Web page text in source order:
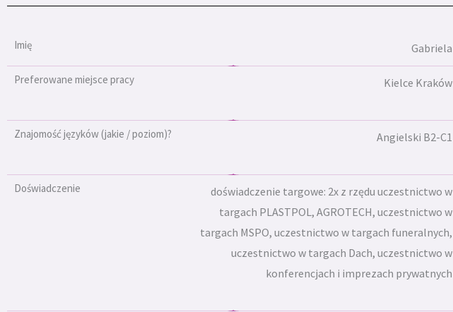
Imię Gabriela
Preferowane miejsce pracy Kielce Kraków
Znajomość języków (jakie / poziom)? Angielski B2-C1
Doświadczenie
doświadczenie targowe: 2x z rzędu uczestnictwo w
targach PLASTPOL, AGROTECH, uczestnictwo w
targach MSPO, uczestnictwo w targach funeralnych,
uczestnictwo w targach Dach, uczestnictwo w
konferencjach i imprezach prywatnych